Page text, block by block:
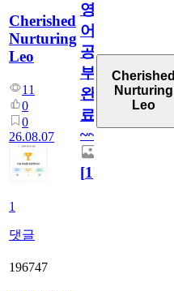
Cherished
Nurturing
Leo
11
0
0
26.08.07
1
댓글
영
어
공
부
완
료
~~
[1]
Cherished
Nurturing
Leo
196747